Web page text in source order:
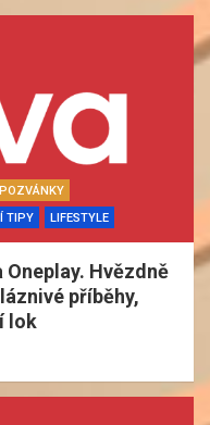
TIPY LIFESTYLE
Hvězdně
příběhy,
lok